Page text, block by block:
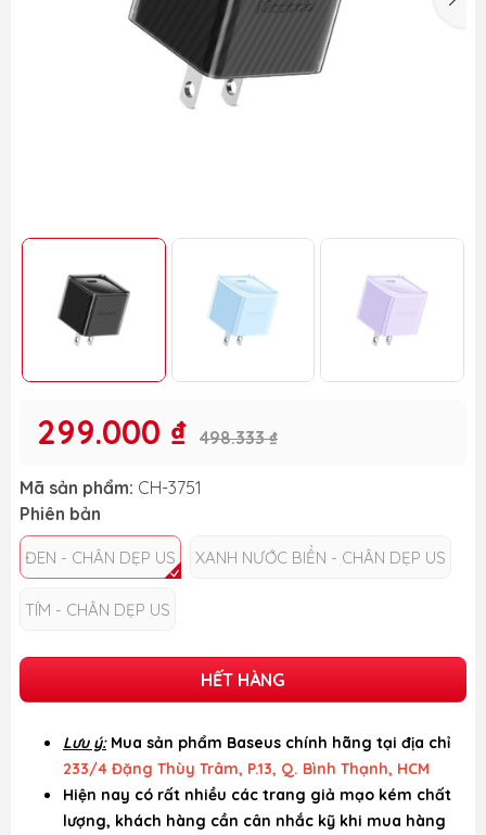
299.000 ₫ 498.333 ₫
Mã sản phẩm: CH-3751
Phiên bản
ĐEN - CHÂN DẸP US XANH NƯỚC BIỂN - CHÂN DẸP US
TÍM - CHÂN DẸP US
HẾT HÀNG
Lưu ý: Mua sản phẩm Baseus chính hãng tại địa chỉ
233/4 Đặng Thùy Trâm, P.13, Q. Bình Thạnh, HCM
Hiện nay có rất nhiều các trang giả mạo kém chất
lượng, khách hàng cần cân nhắc kỹ khi mua hàng